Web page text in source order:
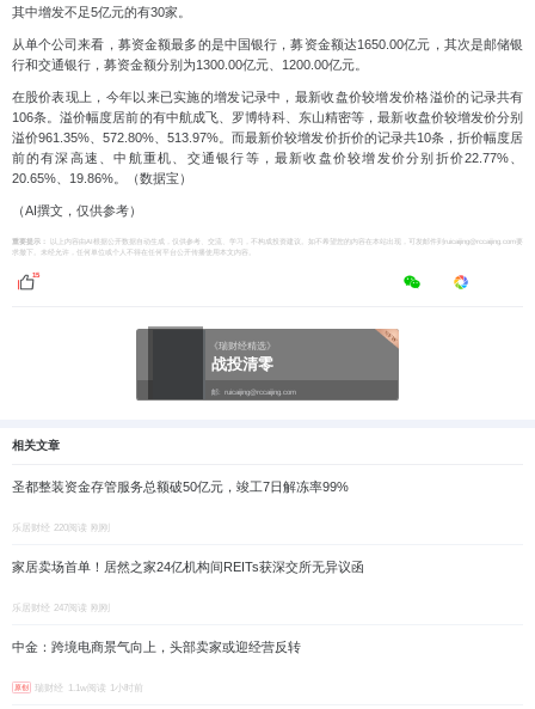
其中增发不足5亿元的有30家。
从单个公司来看，募资金额最多的是中国银行，募资金额达1650.00亿元，其次是邮储银
行和交通银行，募资金额分别为1300.00亿元、1200.00亿元。
在股价表现上，今年以来已实施的增发记录中，最新收盘价较增发价格溢价的记录共有
106条。溢价幅度居前的有中航成飞、罗博特科、东山精密等，最新收盘价较增发价分别
溢价961.35%、572.80%、513.97%。而最新价较增发价折价的记录共10条，折价幅度居
前的有深高速、中航重机、交通银行等，最新收盘价较增发价分别折价22.77%、
20.65%、19.86%。（数据宝）
（AI撰文，仅供参考）
重要提示：
以上内容由AI根据公开数据自动生成，仅供参考、交流、学习，不构成投资建议。如不希望您的内容在本站出现，可发邮件到ruicaijing@rccaijing.com要
求撤下。未经允许，任何单位或个人不得在任何平台公开传播使用本文内容。
15
《瑞财经精选》
战投清零
邮: ruicaijing@rccaijing.com
相关文章
圣都整装资金存管服务总额破50亿元，竣工7日解冻率99%
乐居财经 220阅读 刚刚
家居卖场首单！居然之家24亿机构间REITs获深交所无异议函
乐居财经 247阅读 刚刚
中金：跨境电商景气向上，头部卖家或迎经营反转
原创 瑞财经 1.1w阅读 1小时前